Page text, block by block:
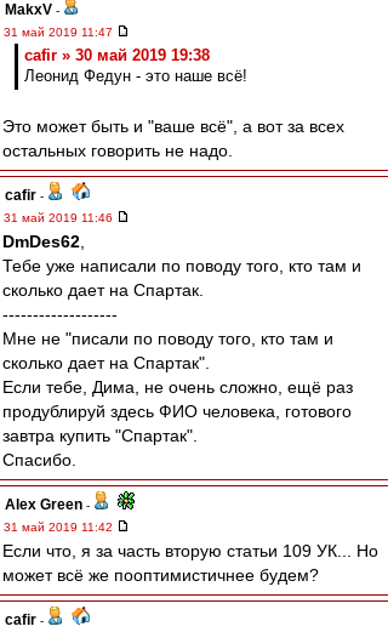
MakxV -
31 май 2019 11:47
cafir » 30 май 2019 19:38
Леонид Федун - это наше всё!
Это может быть и "ваше всё", а вот за всех
остальных говорить не надо.
cafir -
31 май 2019 11:46
DmDes62
Тебе уже написали по поводу того, кто там и
сколько дает на Спартак.
-------------------
Мне не "писали по поводу того, кто там и
сколько дает на Спартак".
Если тебе, Дима, не очень сложно, ещё раз
продублируй здесь ФИО человека, готового
завтра купить "Спартак".
Спасибо.
Alex Green -
31 май 2019 11:42
Если что, я за часть вторую статьи 109 УК... Но
может всё же пооптимистичнее будем?
cafir -